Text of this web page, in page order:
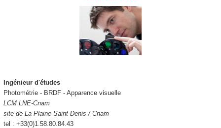
Ingénieur d'études
Photométrie - BRDF - Apparence visuelle
LCM LNE-Cnam
site de La Plaine Saint-Denis / Cnam
tel : +33(0)1.58.80.84.43